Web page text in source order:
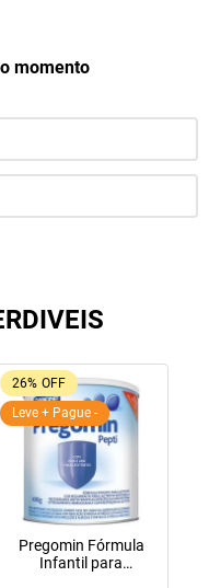
momento
26% OFF
Leve + Pague -
Pregomin Fórmula
Infantil para